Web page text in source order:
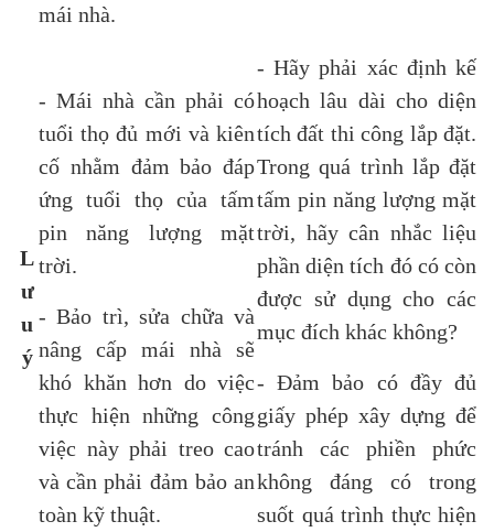
mái nhà.
L
ư
u
ý
- Mái nhà cần phải có
tuổi thọ đủ mới và kiên
cố nhằm đảm bảo đáp
ứng tuổi thọ của tấm
pin năng lượng mặt
trời.
- Bảo trì, sửa chữa và
nâng cấp mái nhà sẽ
khó khăn hơn do việc
thực hiện những công
việc này phải treo cao
và cần phải đảm bảo an
toàn kỹ thuật.
- Hãy phải xác định kế
hoạch lâu dài cho diện
tích đất thi công lắp đặt.
Trong quá trình lắp đặt
tấm pin năng lượng mặt
trời, hãy cân nhắc liệu
phần diện tích đó có còn
được sử dụng cho các
mục đích khác không?
- Đảm bảo có đầy đủ
giấy phép xây dựng để
tránh các phiền phức
không đáng có trong
suốt quá trình thực hiện